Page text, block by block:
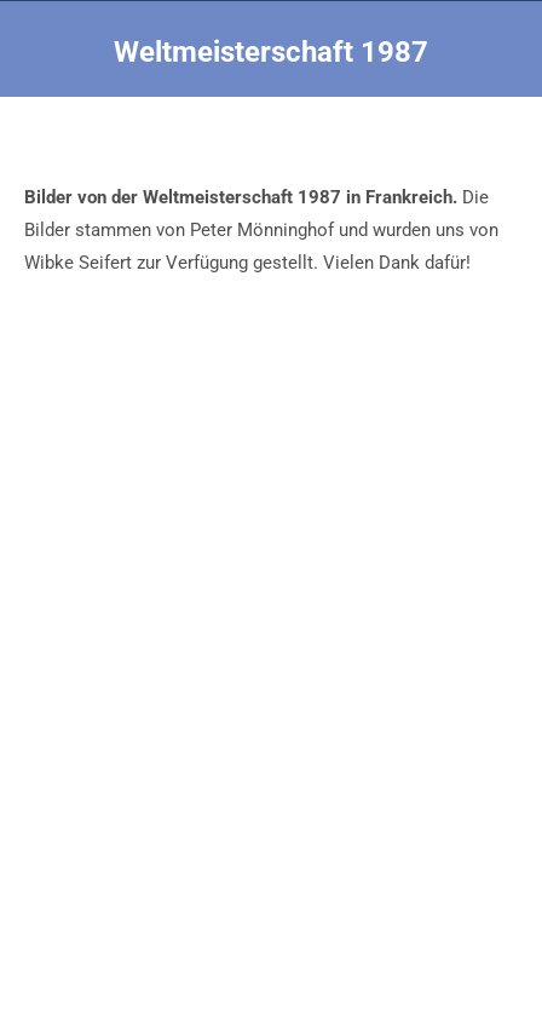
Weltmeisterschaft 1987
Bilder von der Weltmeisterschaft 1987 in Frankreich. Die
Bilder stammen von Peter Mönninghof und wurden uns von
Wibke Seifert zur Verfügung gestellt. Vielen Dank dafür!